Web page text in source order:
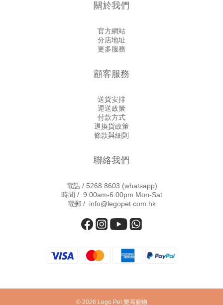
關於我們
官方網站
分店地址
更多服務
顧客服務
送貨安排
運送政策
付款方式
退換貨政策
條款與細則
聯絡我們
電話 / 5268 8603 (whatsapp)
時間 / 9:00am-6:00pm Mon-Sat
電郵 / info@legopet.com.hk
© 2026 Lego Pet 樂高寵物